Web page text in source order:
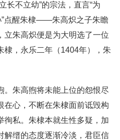
长不立幼”的宗法，直言“为
”点醒朱棣——朱高炽之子朱瞻
立朱高炽便是为大明选了一位
棣，永乐二年（1404年），朱
。朱高煦将未能上位的怨恨尽
在心，不断在朱棣面前诋毁构
徇私。朱棣本就生性多疑，加
解缙的态度逐渐冷淡，君臣信